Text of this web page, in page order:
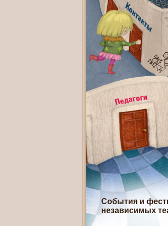
События и
независимых